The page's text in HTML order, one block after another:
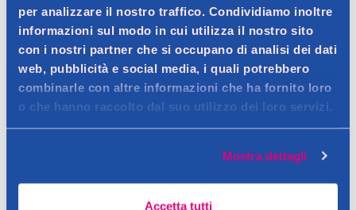
per analizzare il nostro traffico. Condividiamo inoltre
informazioni sul modo in cui utilizza il nostro sito
con i nostri partner che si occupano di analisi dei dati
web, pubblicità e social media, i quali potrebbero
combinarle con altre informazioni che ha fornito loro
o che hanno raccolto dal suo utilizzo dei loro servizi.
Mostra dettagli
Accetta tutti
Descrizione
Matita labbra cremosa , rimpolpante e a lunga durata . Ideale
Definisci e volumizza le tue labbra con un tocco di colore
matita labbra ideale per chi desidera un trucco labbra
Ingredienti